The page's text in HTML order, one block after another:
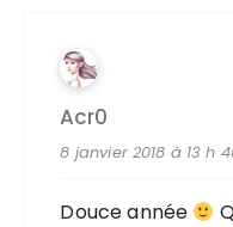
Acr0
8 janvier 2018 à 13 h
Douce année